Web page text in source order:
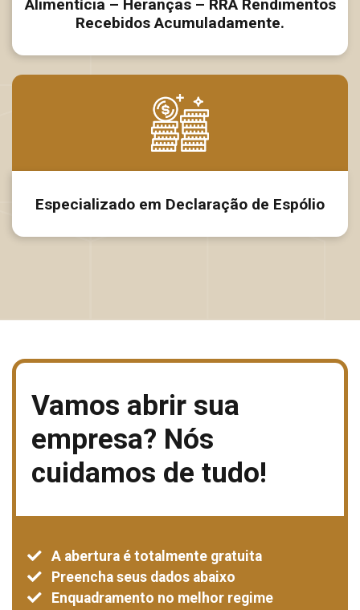
Alimentícia – Heranças – RRA Rendimentos
Recebidos Acumuladamente.
Especializado em Declaração de Espólio
Vamos abrir sua
empresa? Nós
cuidamos de tudo!
A abertura é totalmente gratuita
Preencha seus dados abaixo
Enquadramento no melhor regime